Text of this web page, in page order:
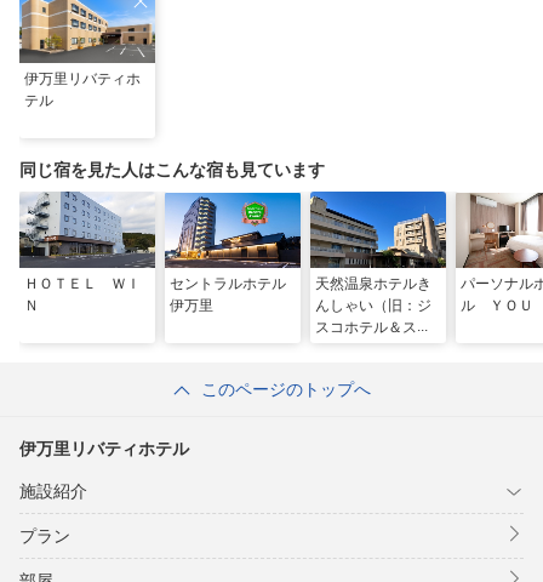
伊万里リバティホ
テル
同じ宿を見た人はこんな宿も見ています
ＨＯＴＥＬ ＷＩ
Ｎ
セントラルホテル
伊万里
天然温泉ホテルき
んしゃい（旧：ジ
スコホテル＆ス
パーソナル
ル ＹＯＵ
このページのトップへ
伊万里リバティホテル
施設紹介
プラン